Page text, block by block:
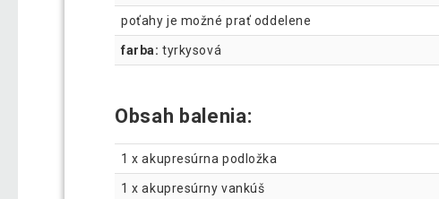
poťahy je možné prať oddelene
farba: tyrkysová
Obsah balenia:
1 x akupresúrna podložka
1 x akupresúrny vankúš